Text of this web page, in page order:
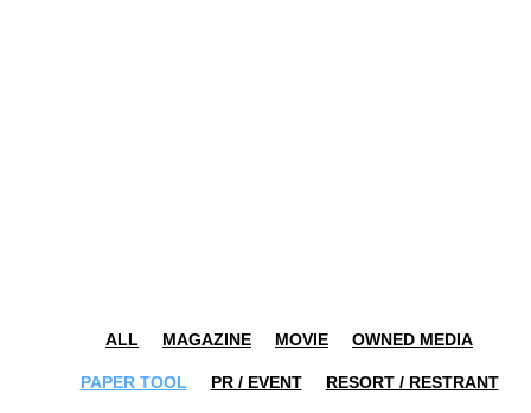
ALL MAGAZINE MOVIE OWNED MEDIA
PAPER TOOL PR / EVENT RESORT / RESTRANT